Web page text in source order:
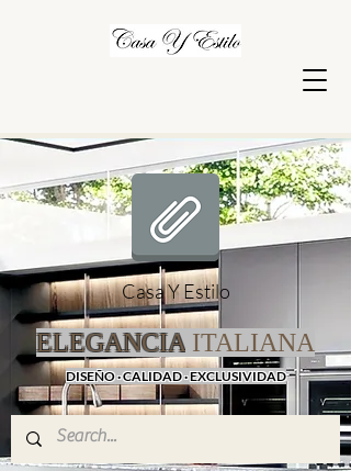
Casa Y Estilo
ELEGANCIA ITALIANA
DISEÑO · CALIDAD · EXCLUSIVIDAD